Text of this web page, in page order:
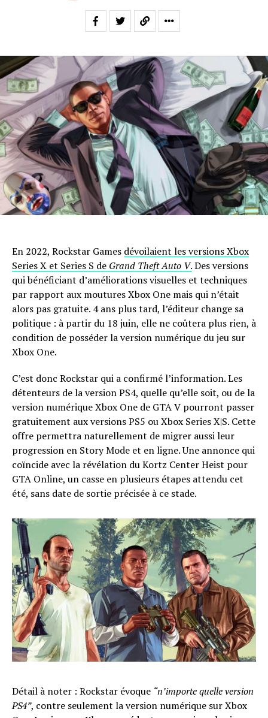
En 2022, Rockstar Games dévoilaient les versions Xbox
Series X et Series S de Grand Theft Auto V.Des versions
qui bénéficiant d’améliorations visuelles et techniques
par rapport aux moutures Xbox One mais qui n’était
alors pas gratuite. 4 ans plus tard, l’éditeur change sa
politique : à partir du 18 juin, elle ne coûtera plus rien, à
condition de posséder la version numérique du jeu sur
Xbox One.
C’est donc Rockstar qui a confirmé l’information. Les
détenteurs de la version PS4, quelle qu’elle soit, ou de la
version numérique Xbox One de GTA V pourront passer
gratuitement aux versions PS5 ou Xbox Series X|S. Cette
offre permettra naturellement de migrer aussi leur
progression en Story Mode et en ligne. Une annonce qui
coïncide avec la révélation du Kortz Center Heist pour
GTA Online, un casse en plusieurs étapes attendu cet
été, sans date de sortie précisée à ce stade.
Détail à noter : Rockstar évoque “n’importe quelle version
PS4”, contre seulement la version numérique sur Xbox